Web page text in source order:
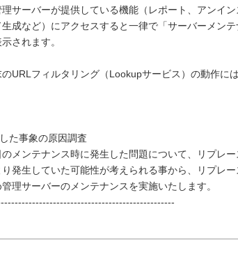
ーバーが提供している機能（レポート、アンイン
ど）にアクセスすると一律で「サーバーメンテ
れます。
URLフィルタリング（Lookupサービス）の動作に
た事象の原因調査
メンテナンス時に発生した問題について、リプレー
発生していた可能性が考えられる事から、リプレー
理サーバーのメンテナンスを実施いたします。